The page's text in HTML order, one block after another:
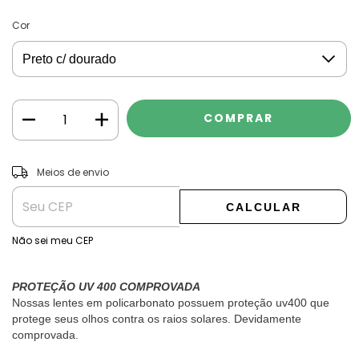
Cor
Entregas para o CEP:
Meios de envio
CALCULAR
Não sei meu CEP
PROTEÇÃO UV 400 COMPROVADA
Nossas lentes em policarbonato possuem proteção uv400 que
protege seus olhos contra os raios solares. Devidamente
comprovada.